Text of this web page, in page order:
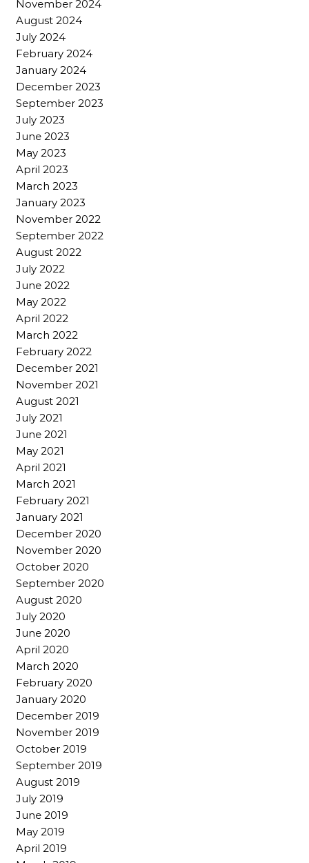
November 2024
August 2024
July 2024
February 2024
January 2024
December 2023
September 2023
July 2023
June 2023
May 2023
April 2023
March 2023
January 2023
November 2022
September 2022
August 2022
July 2022
June 2022
May 2022
April 2022
March 2022
February 2022
December 2021
November 2021
August 2021
July 2021
June 2021
May 2021
April 2021
March 2021
February 2021
January 2021
December 2020
November 2020
October 2020
September 2020
August 2020
July 2020
June 2020
April 2020
March 2020
February 2020
January 2020
December 2019
November 2019
October 2019
September 2019
August 2019
July 2019
June 2019
May 2019
April 2019